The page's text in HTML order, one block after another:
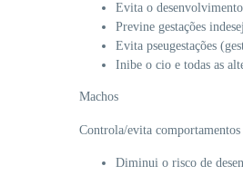
Evita o
Previne gestações
Evita pseugestações
Inibe o cio e todas as
Machos
Controla/evita
Diminui o risco de